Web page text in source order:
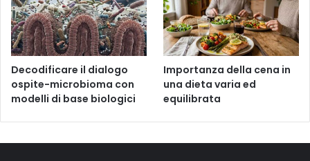
Decodificare il dialogo
ospite-microbioma con
modelli di base biologici
Importanza della cena in
una dieta varia ed
equilibrata